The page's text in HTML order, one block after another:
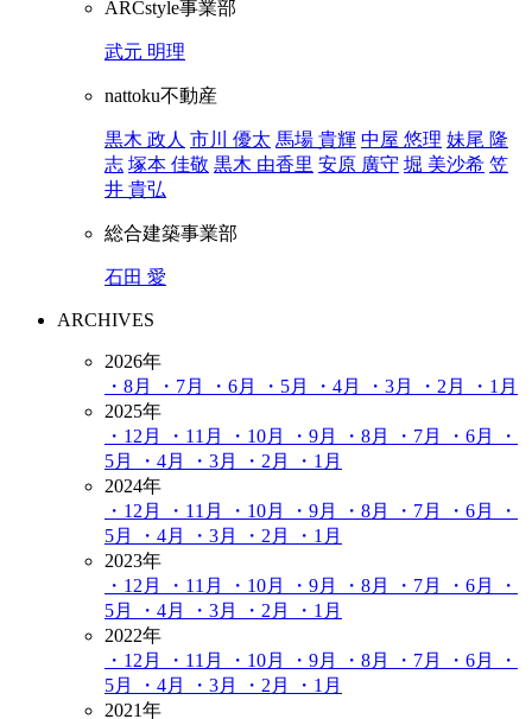
ARCstyle事業部
武元 明理
nattoku不動産
黒木 政人 市川 優太 馬場 貴輝 中屋 悠理 妹尾 隆
志 塚本 佳敬 黒木 由香里 安原 廣守 堀 美沙希 笠
井 貴弘
総合建築事業部
石田 愛
ARCHIVES
2026年
・8月
・7月 ・6月 ・5月 ・4月 ・3月 ・2月
・1月
2025年
・12月
・11月 ・10月 ・9月 ・8月 ・7月 ・6月
・
5月
・4月 ・3月 ・2月
・1月
2024年
・12月
・11月 ・10月 ・9月 ・8月 ・7月 ・6月
・
5月
・4月 ・3月 ・2月
・1月
2023年
・12月
・11月 ・10月 ・9月 ・8月 ・7月 ・6月
・
5月
・4月 ・3月 ・2月
・1月
2022年
・12月
・11月 ・10月 ・9月 ・8月 ・7月 ・6月
・
5月
・4月 ・3月 ・2月
・1月
2021年